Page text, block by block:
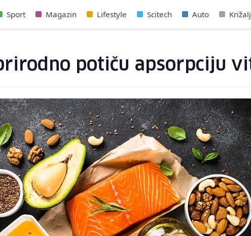
Sport Magazin Lifestyle Scitech Auto
potiču apsorpciju